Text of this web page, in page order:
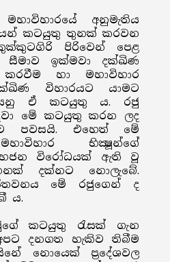
අනුමැතිය
කටයුතු තුනක් කරවන
පිරිවෙන් පෙළ
සීමාව ඉක්මවා දක්ඛිණ
හා මහාවිහාර
විහාරයට යාමට
යනු ඒ කටයුතු ය. රජු
මේ කටයුතු කරන ලද
පවසයි. එහෙත් මේ
භික්‍ෂූන්ගේ
විරෝධයක් ඇති වූ
දක්නට නොලැබේ.
මේ රජුගෙන් ද
ය.
කටයුතු රැසක් ගැන
දනගත හැකිව තිබීම
නොයෙක් ප්‍රදේශවල